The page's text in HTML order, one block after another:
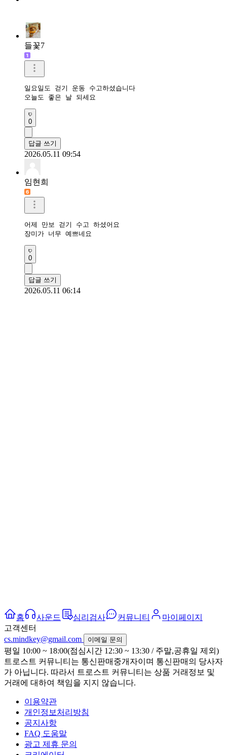
들꽃7
일요일도 걷기 운동 수고하셨습니다
오늘도 좋은 날 되세요
0
답글 쓰기
2026.05.11 09:54
임현희
어제 만보 걷기 수고 하셨어요
장미가 너무 예쁘네요
0
답글 쓰기
2026.05.11 06:14
홈 사운드 심리검사 커뮤니티
마이페이지
고객센터
cs.mindkey@gmail.com
이메일 문의
평일 10:00 ~ 18:00(점심시간 12:30 ~ 13:30 / 주말,공휴일 제외)
트로스트 커뮤니티는 통신판매중개자이며 통신판매의 당사자
가 아닙니다. 따라서 트로스트 커뮤니티는 상품 거래정보 및
거래에 대하여 책임을 지지 않습니다.
이용약관
개인정보처리방침
공지사항
FAQ 도움말
광고 제휴 문의